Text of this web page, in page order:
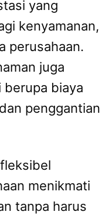
yang
kenyamanan,
perusahaan.
juga
biaya
penggantian
menikmati
tanpa harus